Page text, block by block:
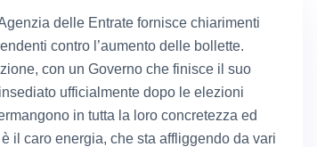
delle Entrate fornisce chiarimenti
contro l’aumento delle bollette.
con un Governo che finisce il suo
ufficialmente dopo le elezioni
in tutta la loro concretezza ed
il caro energia, che sta affliggendo da vari